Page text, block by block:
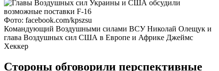
Фото: facebook.com/kpszsu
Командующий Воздушными силами ВСУ Николай Олещук и
глава Воздушных сил США в Европе и Африке Джеймс
Хеккер
Стороны обговорили перспективные